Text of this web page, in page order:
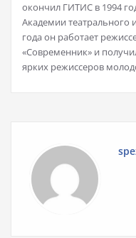
окончил ГИТИС в 1994
Академии театрального
года он работает
«Современник» и
ярких режиссеров